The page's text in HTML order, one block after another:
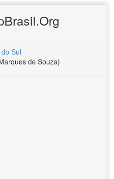
Sul
de Souza)